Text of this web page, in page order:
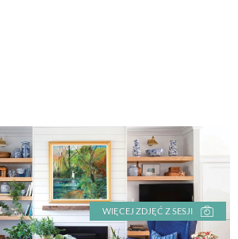
WIĘCEJ ZDJĘĆ Z SESJI